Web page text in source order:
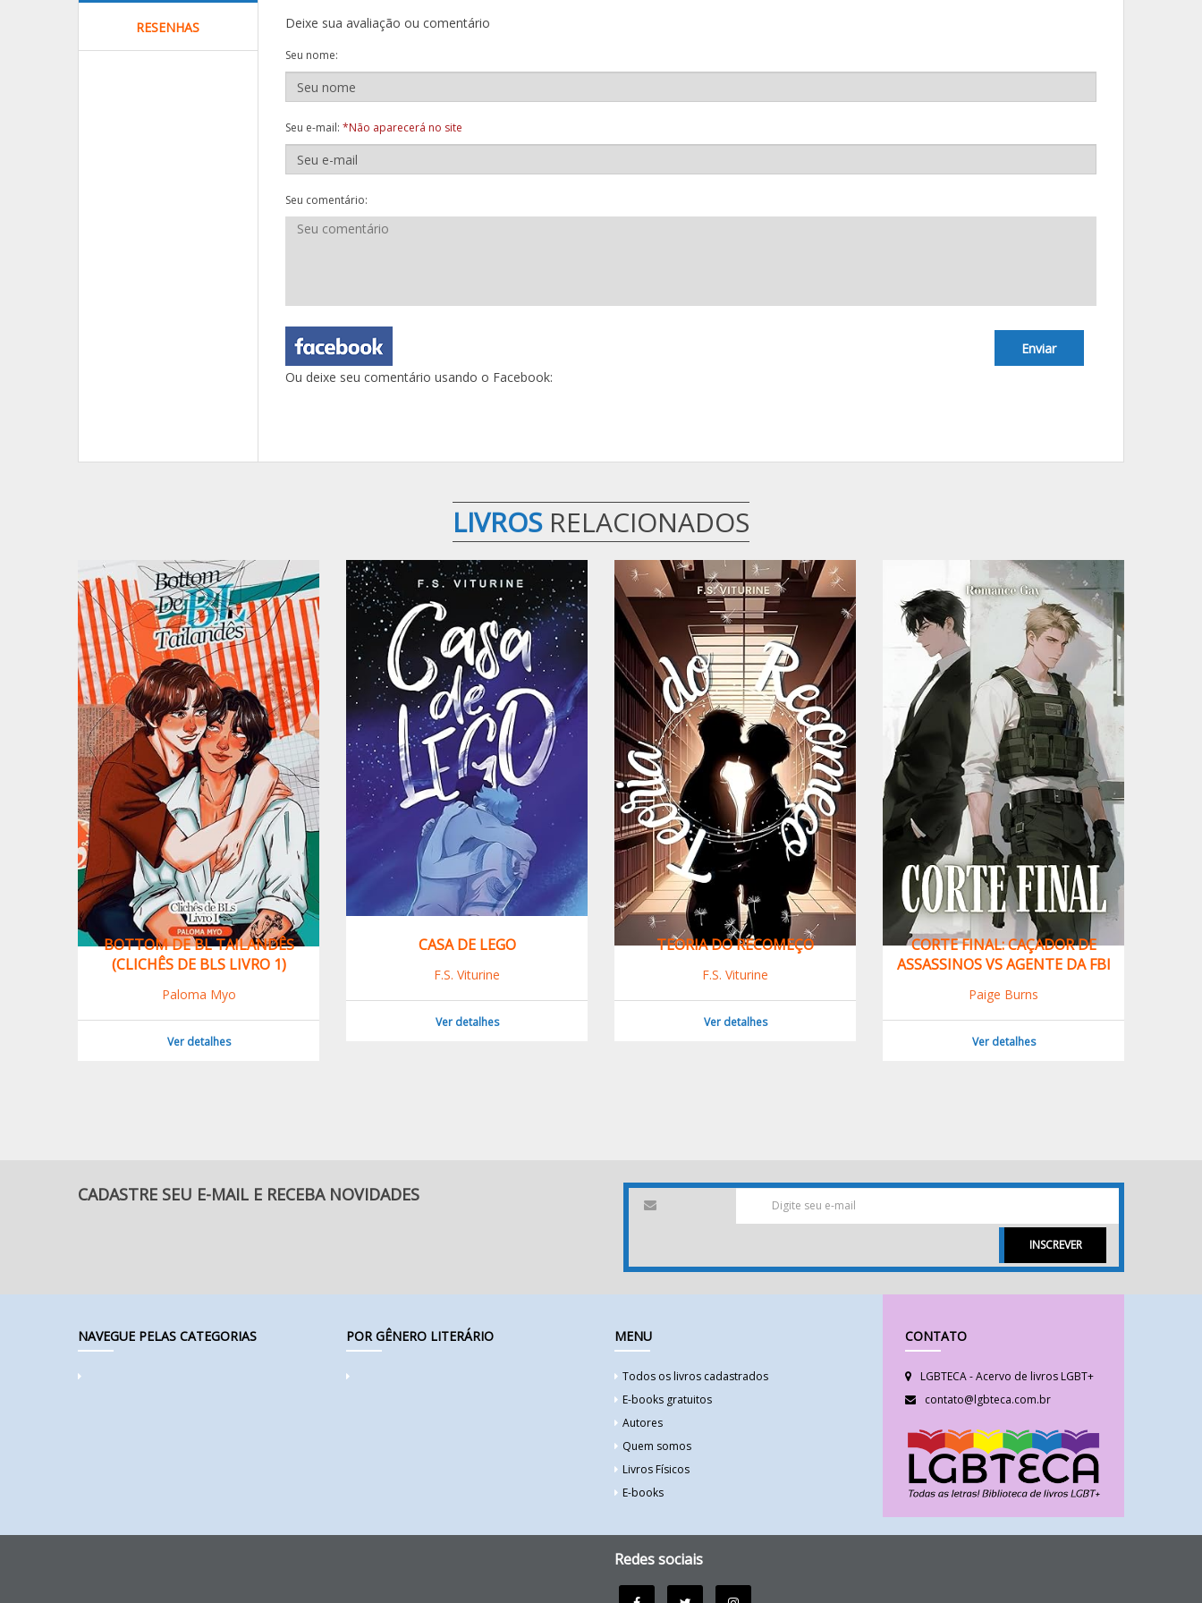
RESENHAS
Deixe sua avaliação ou comentário
Seu nome:
Seu e-mail: *Não aparecerá no site
Seu comentário:
Enviar
Ou deixe seu comentário usando o Facebook:
LIVROS RELACIONADOS
BOTTOM DE BL TAILANDÊS
(CLICHÊS DE BLS LIVRO 1)
Paloma Myo
Ver detalhes
CASA DE LEGO
F.S. Viturine
Ver detalhes
TEORIA DO RECOMEÇO
F.S. Viturine
Ver detalhes
CORTE FINAL: CAÇADOR DE
ASSASSINOS VS AGENTE DA FBI
Paige Burns
Ver detalhes
CADASTRE SEU E-MAIL E RECEBA NOVIDADES
INSCREVER
NAVEGUE PELAS CATEGORIAS POR GÊNERO LITERÁRIO MENU
Todos os livros cadastrados
E-books gratuitos
Autores
Quem somos
Livros Físicos
E-books
CONTATO
LGBTECA - Acervo de livros LGBT+
contato@lgbteca.com.br
Redes sociais